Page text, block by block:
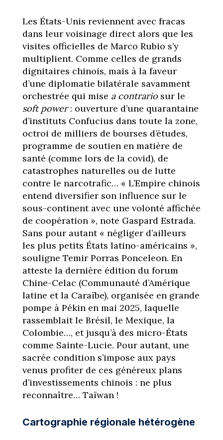
Les États-Unis reviennent avec fracas
dans leur voisinage direct alors que les
visites officielles de Marco Rubio s’y
multiplient. Comme celles de grands
dignitaires chinois, mais à la faveur
d’une diplomatie bilatérale savamment
orchestrée qui mise a contrariosur le
soft power: ouverture d’une quarantaine
d’instituts Confucius dans toute la zone,
octroi de milliers de bourses d’études,
programme de soutien en matière de
santé (comme lors de la covid), de
catastrophes naturelles ou de lutte
contre le narcotrafic… « L’Empire chinois
entend diversifier son influence sur le
sous-continent avec une volonté affichée
de coopération », note Gaspard Estrada.
Sans pour autant « négliger d’ailleurs
les plus petits États latino-américains »,
souligne Temir Porras Ponceleon. En
atteste la dernière édition du forum
Chine-Celac (Communauté d’Amérique
latine et la Caraïbe), organisée en grande
pompe à Pékin en mai 2025, laquelle
rassemblait le Brésil, le Mexique, la
Colombie…, et jusqu’à des micro-États
comme Sainte-Lucie. Pour autant, une
sacrée condition s’impose aux pays
venus profiter de ces généreux plans
d’investissements chinois : ne plus
reconnaître… Taïwan !
Cartographie régionale hétérogène